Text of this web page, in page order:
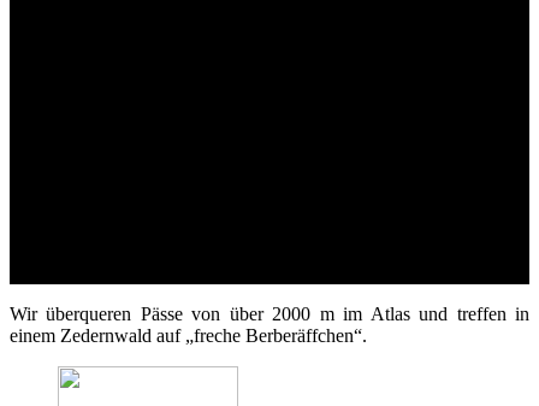
Wir überqueren Pässe von über 2000 m im Atlas und treffen in
einem Zedernwald auf „freche Berberäffchen“.